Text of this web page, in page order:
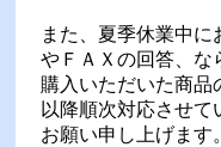
また、夏季休業中
やＦＡＸの回答、な
購入いただいた商品
以降順次対応させて
お願い申し上げます。